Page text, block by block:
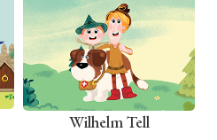
Wilhelm Tell